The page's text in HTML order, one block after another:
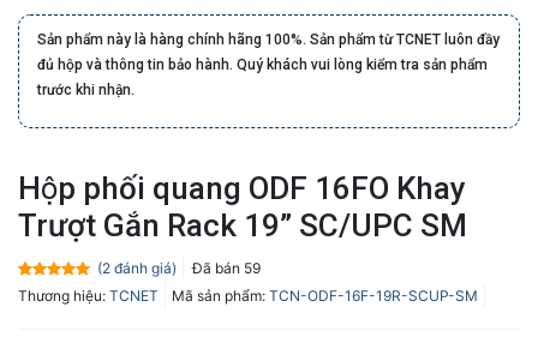
Sản phẩm này là hàng chính hãng 100%. Sản phẩm từ TCNET luôn đầy
đủ hộp và thông tin bảo hành. Quý khách vui lòng kiểm tra sản phẩm
trước khi nhận.
Hộp phối quang ODF 16FO Khay
Trượt Gắn Rack 19” SC/UPC SM
5.0 trên 5
dựa trên
2
(2đánh giá) Đã bán 59
Thương hiệu: TCNET Mã sản phẩm: TCN-ODF-16F-19R-SCUP-SM